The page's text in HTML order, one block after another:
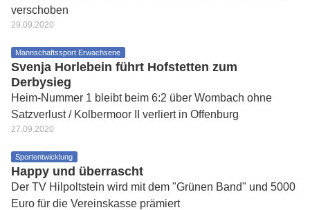
verschoben
29.09.2020
Mannschaftssport Erwachsene
Svenja Horlebein führt Hofstetten zum
Derbysieg
Heim-Nummer 1 bleibt beim 6:2 über Wombach ohne
Satzverlust / Kolbermoor II verliert in Offenburg
27.09.2020
Sportentwicklung
Happy und überrascht
Der TV Hilpoltstein wird mit dem "Grünen Band" und 5000
Euro für die Vereinskasse prämiert